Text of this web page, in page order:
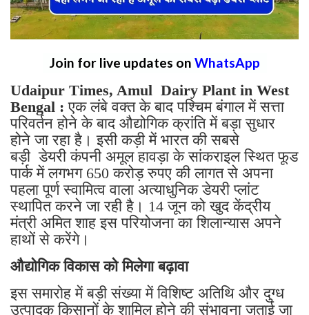
Join for live updates on WhatsApp
Udaipur Times, Amul Dairy Plant in West
Bengal : एक लंबे वक्त के बाद पश्चिम बंगाल में सत्ता
परिवर्तन होने के बाद औद्योगिक क्रांति में बड़ा सुधार
होने जा रहा है। इसी कड़ी में भारत की सबसे
बड़ी डेयरी कंपनी अमूल हावड़ा के सांकराइल स्थित फूड
पार्क में लगभग 650 करोड़ रुपए की लागत से अपना
पहला पूर्ण स्वामित्व वाला अत्याधुनिक डेयरी प्लांट
स्थापित करने जा रही है। 14 जून को खुद केंद्रीय
मंत्री अमित शाह इस परियोजना का शिलान्यास अपने
हाथों से करेंगे।
औद्योगिक विकास को मिलेगा बढ़ावा
इस समारोह में बड़ी संख्या में विशिष्ट अतिथि और दुग्ध
उत्पादक किसानों के शामिल होने की संभावना जताई जा